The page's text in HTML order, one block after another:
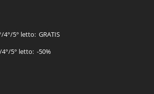
5° letto: GRATIS
4°/5° letto: -50%